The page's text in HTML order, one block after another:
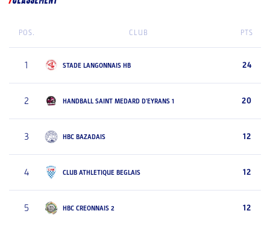
POS. CLUB PTS
1 STADE LANGONNAIS HB 24
2 HANDBALL SAINT MEDARD D'EYRANS 1 20
3 HBC BAZADAIS 12
4 CLUB ATHLETIQUE BEGLAIS 12
5 HBC CREONNAIS 2 12